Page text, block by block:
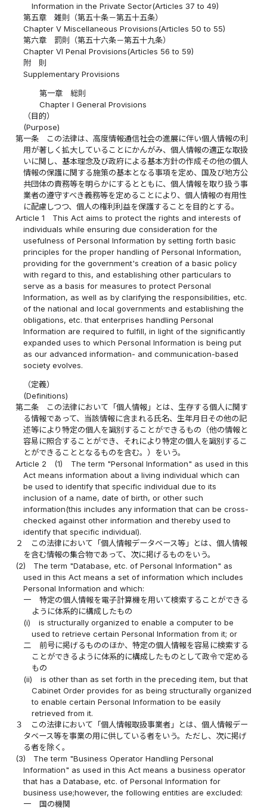
Information in the Private Sector(Articles 37 to 49)
第五章 雑則（第五十条－第五十五条）
Chapter V Miscellaneous Provisions(Articles 50 to 55)
第六章 罰則（第五十六条－第五十九条）
Chapter VI Penal Provisions(Articles 56 to 59)
附 則
Supplementary Provisions
第一章 総則
Chapter I General Provisions
（目的）
(Purpose)
第一条
この法律は、高度情報通信社会の進展に伴い個人情報の利
用が著しく拡大していることにかんがみ、個人情報の適正な取扱
いに関し、基本理念及び政府による基本方針の作成その他の個人
情報の保護に関する施策の基本となる事項を定め、国及び地方公
共団体の責務等を明らかにするとともに、個人情報を取り扱う事
業者の遵守すべき義務等を定めることにより、個人情報の有用性
に配慮しつつ、個人の権利利益を保護することを目的とする。
Article 1
This Act aims to protect the rights and interests of
individuals while ensuring due consideration for the
usefulness of Personal Information by setting forth basic
principles for the proper handling of Personal Information,
providing for the government's creation of a basic policy
with regard to this, and establishing other particulars to
serve as a basis for measures to protect Personal
Information, as well as by clarifying the responsibilities, etc.
of the national and local governments and establishing the
obligations, etc. that enterprises handling Personal
Information are required to fulfill, in light of the significantly
expanded uses to which Personal Information is being put
as our advanced information- and communication-based
society evolves.
（定義）
(Definitions)
第二条
この法律において「個人情報」とは、生存する個人に関す
る情報であって、当該情報に含まれる氏名、生年月日その他の記
述等により特定の個人を識別することができるもの（他の情報と
容易に照合することができ、それにより特定の個人を識別するこ
とができることとなるものを含む。）をいう。
Article 2
(1)
The term "Personal Information" as used in this
Act means information about a living individual which can
be used to identify that specific individual due to its
inclusion of a name, date of birth, or other such
information(this includes any information that can be cross-
checked against other information and thereby used to
identify that specific individual).
２
この法律において「個人情報データベース等」とは、個人情報
を含む情報の集合物であって、次に掲げるものをいう。
(2)
The term "Database, etc. of Personal Information" as
used in this Act means a set of information which includes
Personal Information and which:
一
特定の個人情報を電子計算機を用いて検索することができる
ように体系的に構成したもの
(i)
is structurally organized to enable a computer to be
used to retrieve certain Personal Information from it; or
二
前号に掲げるもののほか、特定の個人情報を容易に検索する
ことができるように体系的に構成したものとして政令で定める
もの
(ii)
is other than as set forth in the preceding item, but that
Cabinet Order provides for as being structurally organized
to enable certain Personal Information to be easily
retrieved from it.
３
この法律において「個人情報取扱事業者」とは、個人情報デー
タベース等を事業の用に供している者をいう。ただし、次に掲げ
る者を除く。
(3)
The term "Business Operator Handling Personal
Information" as used in this Act means a business operator
that has a Database, etc. of Personal Information for
business use;however, the following entities are excluded:
一
国の機関